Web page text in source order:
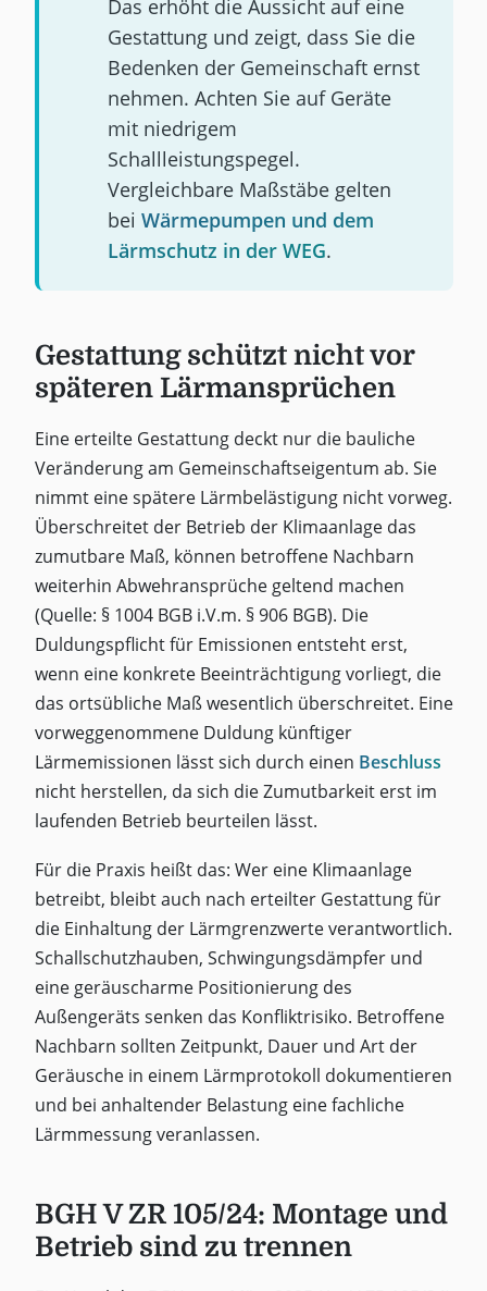
Das erhöht die Aussicht auf eine
Gestattung und zeigt, dass Sie die
Bedenken der Gemeinschaft ernst
nehmen. Achten Sie auf Geräte
mit niedrigem
Schallleistungspegel.
Vergleichbare Maßstäbe gelten
bei Wärmepumpen und dem
Lärmschutz in der WEG.
Gestattung schützt nicht vor
späteren Lärmansprüchen
Eine erteilte Gestattung deckt nur die bauliche
Veränderung am Gemeinschaftseigentum ab. Sie
nimmt eine spätere Lärmbelästigung nicht vorweg.
Überschreitet der Betrieb der Klimaanlage das
zumutbare Maß, können betroffene Nachbarn
weiterhin Abwehransprüche geltend machen
(Quelle: § 1004 BGB i.V.m. § 906 BGB). Die
Duldungspflicht für Emissionen entsteht erst,
wenn eine konkrete Beeinträchtigung vorliegt, die
das ortsübliche Maß wesentlich überschreitet. Eine
vorweggenommene Duldung künftiger
Lärmemissionen lässt sich durch einen Beschluss
nicht herstellen, da sich die Zumutbarkeit erst im
laufenden Betrieb beurteilen lässt.
Für die Praxis heißt das: Wer eine Klimaanlage
betreibt, bleibt auch nach erteilter Gestattung für
die Einhaltung der Lärmgrenzwerte verantwortlich.
Schallschutzhauben, Schwingungsdämpfer und
eine geräuscharme Positionierung des
Außengeräts senken das Konfliktrisiko. Betroffene
Nachbarn sollten Zeitpunkt, Dauer und Art der
Geräusche in einem Lärmprotokoll dokumentieren
und bei anhaltender Belastung eine fachliche
Lärmmessung veranlassen.
BGH V ZR 105/24: Montage und
Betrieb sind zu trennen